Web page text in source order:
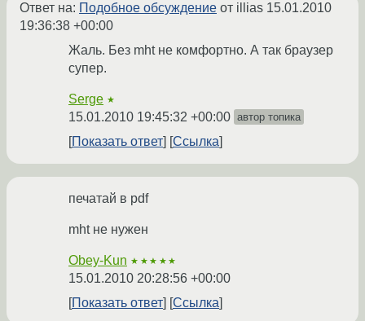
Ответ на: Подобное обсуждение от illias 15.01.2010
19:36:38 +00:00
Жаль. Без mht не комфортно. А так браузер
супер.
Serge ★
15.01.2010 19:45:32 +00:00 автор топика
Показать ответ Ссылка
печатай в pdf
mht не нужен
Obey-Kun ★★★★★
15.01.2010 20:28:56 +00:00
Показать ответ
Ссылка